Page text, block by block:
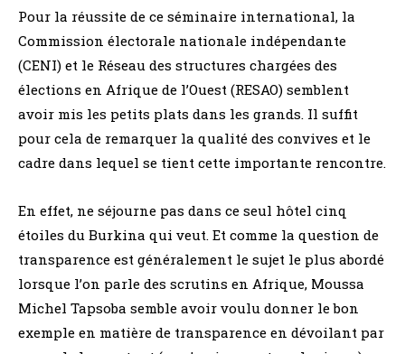
Pour la réussite de ce séminaire international, la
Commission électorale nationale indépendante
(CENI) et le Réseau des structures chargées des
élections en Afrique de l’Ouest (RESAO) semblent
avoir mis les petits plats dans les grands. Il suffit
pour cela de remarquer la qualité des convives et le
cadre dans lequel se tient cette importante rencontre.
En effet, ne séjourne pas dans ce seul hôtel cinq
étoiles du Burkina qui veut. Et comme la question de
transparence est généralement le sujet le plus abordé
lorsque l’on parle des scrutins en Afrique, Moussa
Michel Tapsoba semble avoir voulu donner le bon
exemple en matière de transparence en dévoilant par